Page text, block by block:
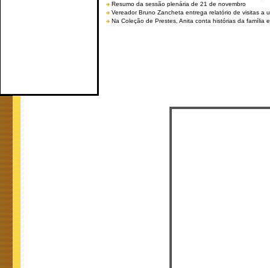
Resumo da sessão plenária de 21 de novembro
Vereador Bruno Zancheta entrega relatório de visitas a
Na Coleção de Prestes, Anita conta histórias da família